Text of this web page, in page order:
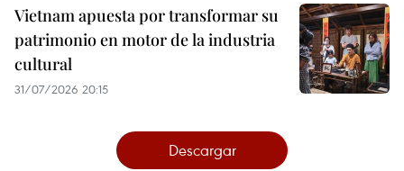
Vietnam apuesta por transformar su
patrimonio en motor de la industria
cultural
31/07/2026 20:15
Descargar